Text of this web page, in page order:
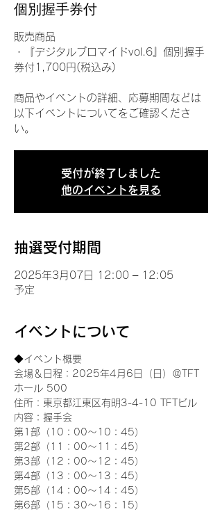
個別握手券付
販売商品
・『デジタルブロマイドvol.6』個別握手
券付1,700円(税込み)
商品やイベントの詳細、応募期間などは
以下イベントについてをご確認くださ
い。
受付が終了しました
他のイベントを見る
抽選受付期間
2025年3月07日 12:00 – 12:05
予定
イベントについて
◆イベント概要
会場＆日程：2025年4月6日（日）＠TFT
ホール 500
住所：東京都江東区有明3-4-10 TFTビル
内容：握手会
第1部（10：00～10：45）
第2部（11：00～11：45）
第3部（12：00～12：45）
第4部（13：00～13：45）
第5部（14：00～14：45）
第6部（15：30～16：15）